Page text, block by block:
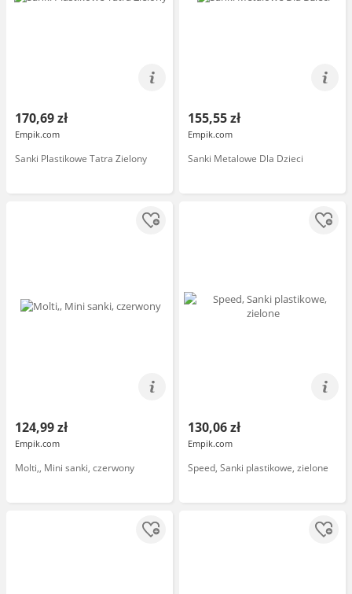
170,69 zł
Empik.com
Sanki Plastikowe Tatra Zielony
155,55 zł
Empik.com
Sanki Metalowe Dla Dzieci
124,99 zł
Empik.com
Molti,, Mini sanki, czerwony
130,06 zł
Empik.com
Speed, Sanki plastikowe, zielone